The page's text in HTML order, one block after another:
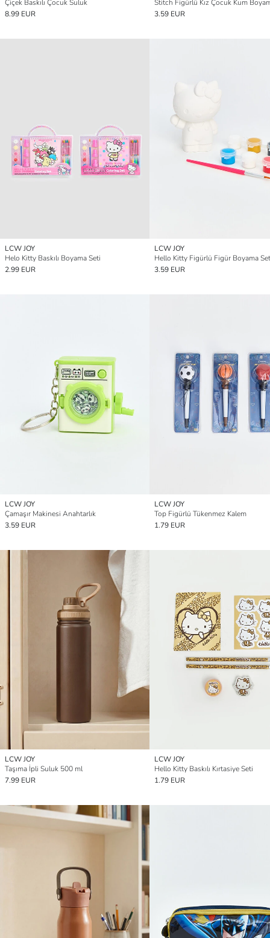
Çiçek Baskılı Çocuk Suluk
8.99 EUR
Stitch Figürlü Kız Çocuk Kum
3.59 EUR
LCW JOY
Helo Kitty Baskılı Boyama Seti
2.99 EUR
LCW JOY
Hello Kitty Figürlü Figür Boyama
3.59 EUR
LCW JOY
Çamaşır Makinesi Anahtarlık
3.59 EUR
LCW JOY
Top Figürlü Tükenmez Kalem
1.79 EUR
LCW JOY
Taşıma İpli Suluk 500 ml
7.99 EUR
LCW JOY
Hello Kitty Baskılı Kırtasiye Seti
1.79 EUR